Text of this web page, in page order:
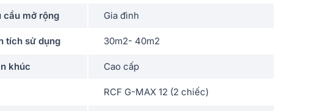
cầu mở rộng Gia đình
tích sử dụng 30m2- 40m2
khúc Cao cấp
RCF G-MAX 12 (2 chiếc)